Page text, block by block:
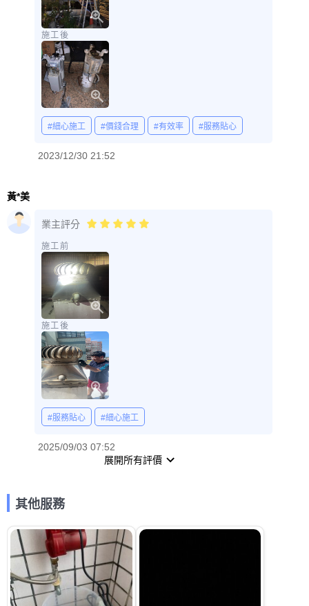
施工後
#細心施工 #價錢合理 #有效率 #服務貼心
2023/12/30 21:52
黃*美
業主評分
施工前
施工後
#服務貼心 #細心施工
2025/09/03 07:52
展開所有評價
其他服務